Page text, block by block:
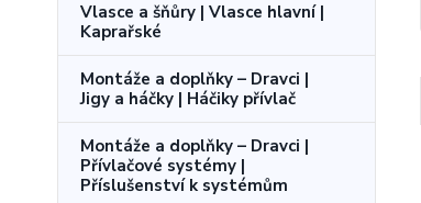
Vlasce a šňůry | Vlasce hlavní |
Kaprařské
Montáže a doplňky – Dravci |
Jigy a háčky | Háčiky přívlač
Montáže a doplňky – Dravci |
Přívlačové systémy |
Příslušenství k systémům